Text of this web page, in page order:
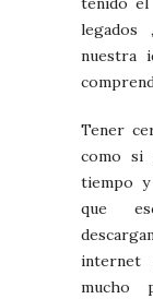
nuestra
Tener
como si
tiempo y
que
internet
mucho